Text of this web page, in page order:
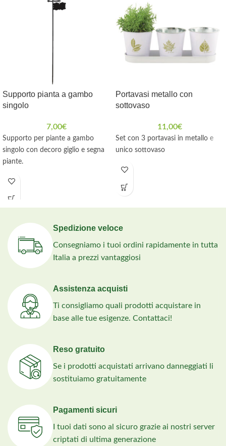
Supporto pianta a gambo
singolo
7,00€
Supporto per piante a gambo
singolo con decoro giglio e segna
piante.
Portavasi metallo con
sottovaso
11,00€
Set con 3 portavasi in metallo e
unico sottovaso
Spedizione veloce
Consegniamo i tuoi ordini rapidamente in tutta
Italia a prezzi vantaggiosi
Assistenza acquisti
Ti consigliamo quali prodotti acquistare in
base alle tue esigenze. Contattaci!
Reso gratuito
Se i prodotti acquistati arrivano danneggiati li
sostituiamo gratuitamente
Pagamenti sicuri
I tuoi dati sono al sicuro grazie ai nostri server
criptati di ultima generazione